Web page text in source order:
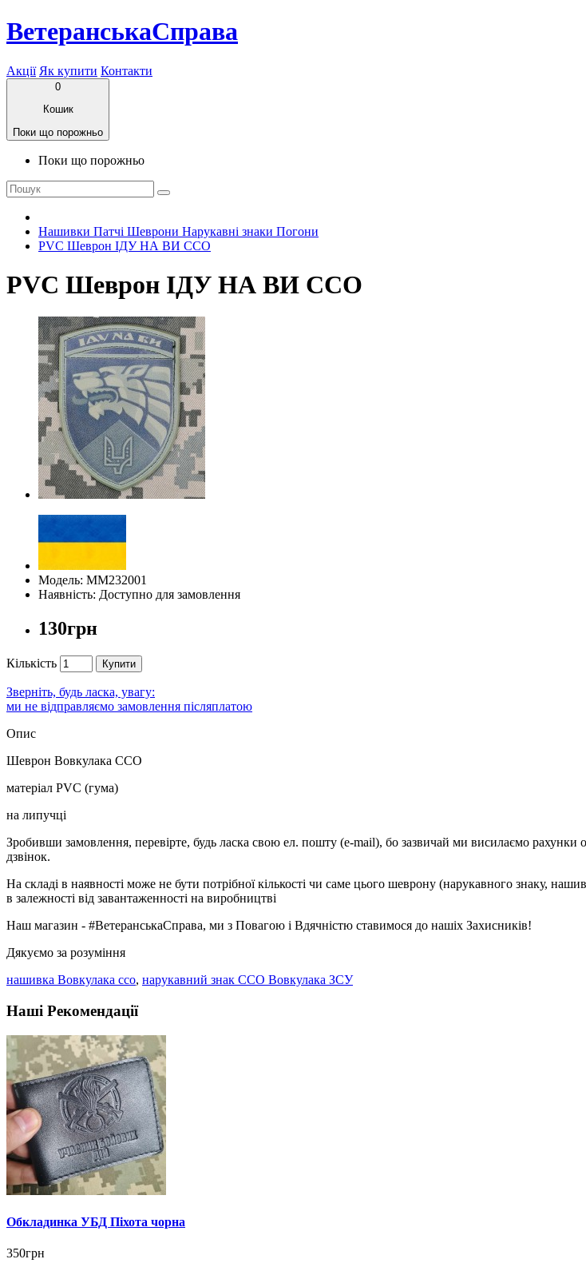
ВетеранськаСправа
Акції Як купити Контакти
0
Кошик
Поки що порожньо
Поки що порожньо
Нашивки Патчі Шеврони Нарукавні знаки Погони
PVC Шеврон ІДУ НА ВИ ССО
PVC Шеврон ІДУ НА ВИ ССО
Модель: ММ232001
Наявність: Доступно для замовлення
130грн
Кількість Купити
Зверніть, будь ласка, увагу:
ми не відправляємо замовлення післяплатою
Опис
Шеврон Вовкулака ССО
матеріал PVC (гума)
на липучці
Зробивши замовлення, перевірте, будь ласка свою ел. пошту (e-mail), бо зазвичай ми висилаємо
дзвінок.
На складі в наявності може не бути потрібної кількості чи саме цього шеврону (нарукавного знаку,
в залежності від завантаженності на виробництві
Наш магазин - #ВетеранськаСправа, ми з Повагою і Вдячністю ставимося до нашіх Захисників!
Дякуємо за розуміння
нашивка Вовкулака ссо, нарукавний знак ССО Вовкулака ЗСУ
Наші Рекомендації
Обкладинка УБД Піхота чорна
350грн